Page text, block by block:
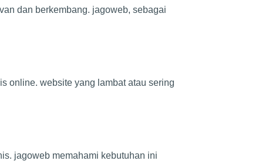
dan berkembang. jagoweb, sebagai
online. website yang lambat atau sering
jagoweb memahami kebutuhan ini